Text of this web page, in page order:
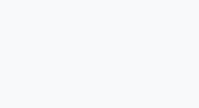
433 mil a Deodápolis após